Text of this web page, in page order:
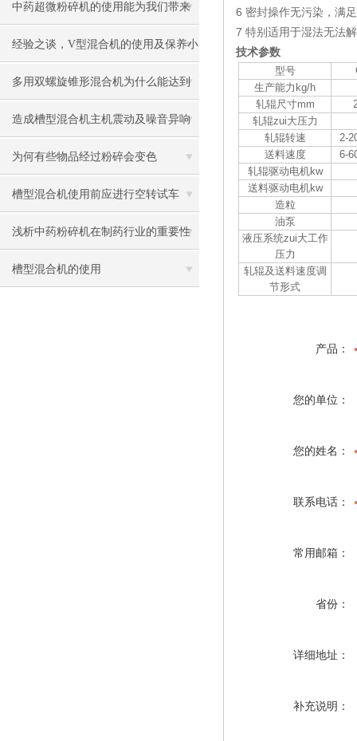
中药超微粉碎机的使用能为我们带来
哪些好处
经验之谈，V型混合机的使用及保养小
结
多用双螺旋锥形混合机为什么能达到
这么好的混合效果？
造成槽型混合机主机震动及噪音异响
的原因分析
为何有些物品经过粉碎会变色
槽型混合机使用前应进行空转试车
浅析中药粉碎机在制药行业的重要性
槽型混合机的使用
6 密封操作无污染，满
7 特别适用于湿法无法
技术参数
型号
生产能力kg/h
轧辊尺寸mm
轧辊zui大压力
轧辊转速
2-
送料速度
6-
轧辊驱动电机kw
送料驱动电机kw
造粒
油泵
液压系统zui大工作
压力
轧辊及送料速度调
节形式
产品：
您的单位：
您的姓名：
联系电话：
常用邮箱：
省份：
详细地址：
补充说明：